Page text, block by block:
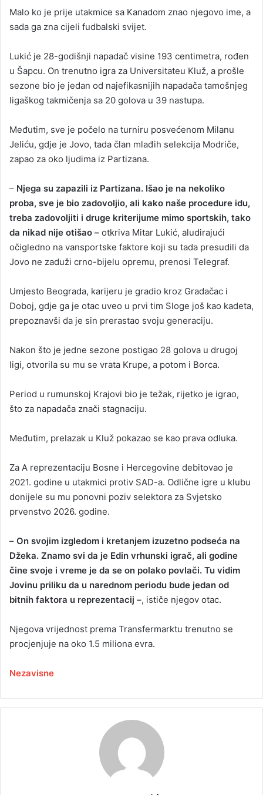
Malo ko je prije utakmice sa Kanadom znao njegovo ime, a
sada ga zna cijeli fudbalski svijet.
Lukić je 28-godišnji napadač visine 193 centimetra, rođen
u Šapcu. On trenutno igra za Universitateu Kluž, a prošle
sezone bio je jedan od najefikasnijih napadača tamošnjeg
ligaškog takmičenja sa 20 golova u 39 nastupa.
Međutim, sve je počelo na turniru posvećenom Milanu
Jeliću, gdje je Jovo, tada član mlađih selekcija Modriče,
zapao za oko ljudima iz Partizana.
– Njega su zapazili iz Partizana. Išao je na nekoliko
proba, sve je bio zadovoljio, ali kako naše procedure idu,
treba zadovoljiti i druge kriterijume mimo sportskih, tako
da nikad nije otišao – otkriva Mitar Lukić, aludirajući
očigledno na vansportske faktore koji su tada presudili da
Jovo ne zaduži crno-bijelu opremu, prenosi Telegraf.
Umjesto Beograda, karijeru je gradio kroz Gradačac i
Doboj, gdje ga je otac uveo u prvi tim Sloge još kao kadeta,
prepoznavši da je sin prerastao svoju generaciju.
Nakon što je jedne sezone postigao 28 golova u drugoj
ligi, otvorila su mu se vrata Krupe, a potom i Borca.
Period u rumunskoj Krajovi bio je težak, rijetko je igrao,
što za napadača znači stagnaciju.
Međutim, prelazak u Kluž pokazao se kao prava odluka.
Za A reprezentaciju Bosne i Hercegovine debitovao je
2021. godine u utakmici protiv SAD-a. Odlične igre u klubu
donijele su mu ponovni poziv selektora za Svjetsko
prvenstvo 2026. godine.
– On svojim izgledom i kretanjem izuzetno podseća na
Džeka. Znamo svi da je Edin vrhunski igrač, ali godine
čine svoje i vreme je da se on polako povlači. Tu vidim
Jovinu priliku da u narednom periodu bude jedan od
bitnih faktora u reprezentacij –, ističe njegov otac.
Njegova vrijednost prema Transfermarktu trenutno se
procjenjuje na oko 1.5 miliona evra.
Nezavisne